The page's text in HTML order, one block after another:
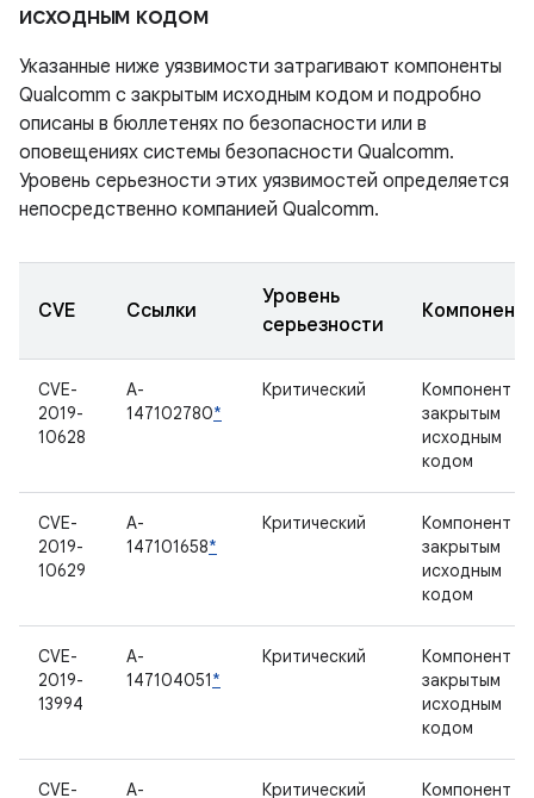
исходным кодом
Указанные ниже уязвимости затрагивают компоненты
Qualcomm с закрытым исходным кодом и подробно
описаны в бюллетенях по безопасности или в
оповещениях системы безопасности Qualcomm.
Уровень серьезности этих уязвимостей определяется
непосредственно компанией Qualcomm.
CVE Ссылки
Уровень
серьезности
Компонент
CVE-
2019-
10628
A-
147102780*
Критический
Компонент с
закрытым
исходным
кодом
CVE-
2019-
10629
A-
147101658*
Критический
Компонент с
закрытым
исходным
кодом
CVE-
2019-
13994
A-
147104051*
Критический
Компонент с
закрытым
исходным
кодом
CVE-
A-
Критический
Компонент с